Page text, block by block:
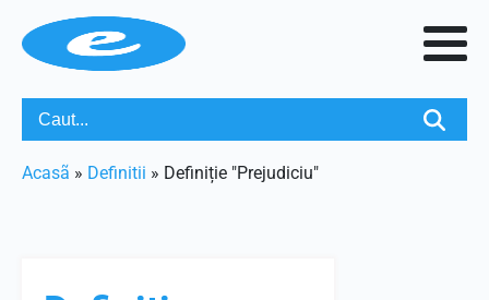
Acasã » Definitii » Definiție "Prejudiciu"